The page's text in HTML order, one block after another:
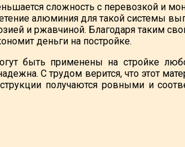
сложность с перевозкой и
алюминия для такой системы
и ржавчиной. Благодаря таким
деньги на постройке.
быть применены на стройке
С трудом верится, что этот
получаются ровными и